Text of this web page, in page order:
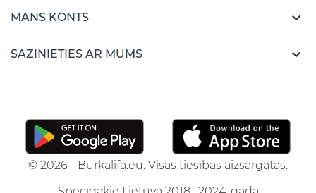
MANS KONTS 
SAZINIETIES AR MUMS 
© 2026 - Burkalifa.eu. Visas tiesības aizsargātas.